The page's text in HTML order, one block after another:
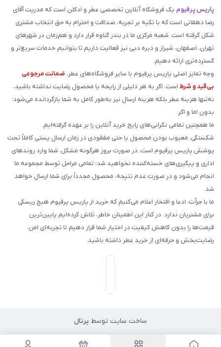
پاریس پرفیوم یک فروشگاه آنلاین تخصصی عطر و ادکلن است که مدریت آقای
رضا دهقانی است که با تکیه بر تجربه، صداقت و احترام به حق انتخاب مشتری
شکل گرفته است. شعبه مرکزی ما در بندر گناوه قرار دارد و هم‌زمان در شهرهای
تهران، اصفهان، شیراز و دیره دبی نیز فعالیت داریم تا بتوانیم خدمات سریع‌تر و
گسترده‌تری ارائه دهیم.
وجه تمایز اصلی پاریس پرفیوم با سایر فروشگاه‌های عطر، ضمانت مرجوعی
بی‌قید و شرط است. اگر به هر دلیلی از رایحه یا محصول رضایت نداشته باشید،
نه‌تنها هزینه عطر بلکه هزینه ارسال نیز به‌طور کامل به شما بازگردانده می‌شود؛
بدون اما و اگر.
ما همچنین تمامی نگرانی‌های رایج خرید آنلاین را بر عهده گرفته‌ایم.
شکستگی، معیوب بودن محصول یا حتی مفقودی در زمان ارسال پستی کاملاً تحت
پوشش پاریس پرفیوم است. در صورت بروز هرگونه مشکل، شما وارد روندهای
اداری و پیگیری‌های خسته‌کننده نخواهید شد؛ تمامی مراحل توسط مجموعه ما
انجام می‌شود و در صورت عدم نتیجه، محصول مجدداً برای شما ارسال خواهد
شد.
ما با جرأت، ادعا و افتخار اعلام می‌کنیم که خرید از پاریس پرفیوم هیچ ریسکی
برای مشتریان ندارد. در کنار این اطمینان خاطر، تلاش کرده‌ایم پایین‌ترین
قیمت‌ها را بدون کاهش کیفیت در اختیار شما قرار دهیم تا تجربه‌ای امن،
رضایت‌بخش و حرفه‌ای از خرید عطر داشته باشید.
ساخت سایت توسط پرتال